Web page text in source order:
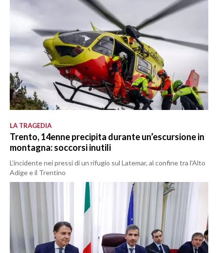
LA TRAGEDIA
Trento, 14enne precipita durante un’escursione in
montagna: soccorsi inutili
L’incidente nei pressi di un rifugio sul Latemar, al confine tra l'Alto
Adige e il Trentino